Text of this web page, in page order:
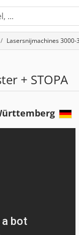
Lasersnijmachines 3000-
+ STOPA